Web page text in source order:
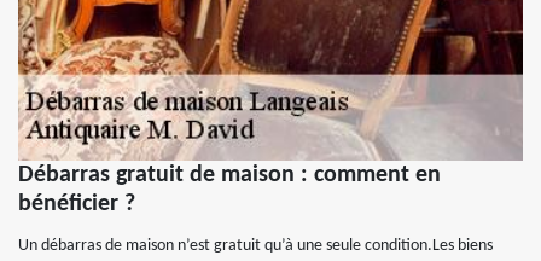
Débarras gratuit de maison : comment en
bénéficier ?
Un débarras de maison n’est gratuit qu’à une seule condition.Les biens